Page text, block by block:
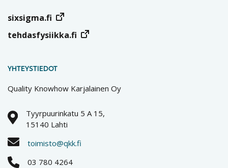
sixsigma.fi
tehdasfysiikka.fi
YHTEYSTIEDOT
Quality Knowhow Karjalainen Oy
Tyyrpuurinkatu 5 A 15,
15140 Lahti
toimisto@qkk.fi
03 780 4264